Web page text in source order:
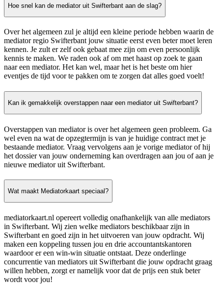
Hoe snel kan de mediator uit Swifterbant aan de slag?
Over het algemeen zul je altijd een kleine periode hebben waarin de
mediator regio Swifterbant jouw situatie eerst even beter moet leren
kennen. Je zult er zelf ook gebaat mee zijn om even persoonlijk
kennis te maken. We raden ook af om met haast op zoek te gaan
naar een mediator. Het kan wel, maar het is het beste om hier
eventjes de tijd voor te pakken om te zorgen dat alles goed voelt!
Kan ik gemakkelijk overstappen naar een mediator uit Swifterbant?
Overstappen van mediator is over het algemeen geen probleem. Ga
wel even na wat de opzegtermijn is van je huidige contract met je
bestaande mediator. Vraag vervolgens aan je vorige mediator of hij
het dossier van jouw onderneming kan overdragen aan jou of aan je
nieuwe mediator uit Swifterbant.
Wat maakt Mediatorkaart speciaal?
mediatorkaart.nl opereert volledig onafhankelijk van alle mediators
in Swifterbant. Wij zien welke mediators beschikbaar zijn in
Swifterbant en goed zijn in het uitvoeren van jouw opdracht. Wij
maken een koppeling tussen jou en drie accountantskantoren
waardoor er een win-win situatie ontstaat. Deze onderlinge
concurrentie van mediators uit Swifterbant die jouw opdracht graag
willen hebben, zorgt er namelijk voor dat de prijs een stuk beter
wordt voor jou!